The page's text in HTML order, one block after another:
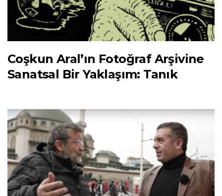
Coşkun Aral’ın Fotoğraf Arşivine
Sanatsal Bir Yaklaşım: Tanık